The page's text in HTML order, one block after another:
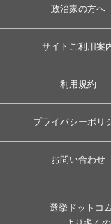
政治家の方へ
サイトご利用案
利用規約
プライバシーポリ
お問い合わせ
選挙ドットコ